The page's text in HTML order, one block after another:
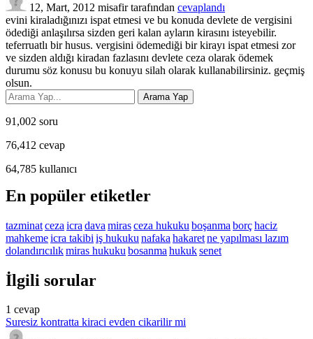
12, Mart, 2012 misafir tarafından cevaplandı
evini kiraladığınızı ispat etmesi ve bu konuda devlete de vergisini
ödediği anlaşılırsa sizden geri kalan ayların kirasını isteyebilir.
teferruatlı bir husus. vergisini ödemediği bir kirayı ispat etmesi zor
ve sizden aldığı kiradan fazlasını devlete ceza olarak ödemek
durumu söz konusu bu konuyu silah olarak kullanabilirsiniz. geçmiş
olsun.
91,002 soru
76,412 cevap
64,785 kullanıcı
En popüler etiketler
tazminatceza icra dava mirasceza hukuku boşanma borçhaciz
mahkemeicra takibi iş hukuku nafaka hakaretne yapılması lazım
dolandırıcılıkmiras hukuku bosanma hukuksenet
İlgili sorular
1 cevap
Suresiz kontratta kiraci evden cikarilir mi